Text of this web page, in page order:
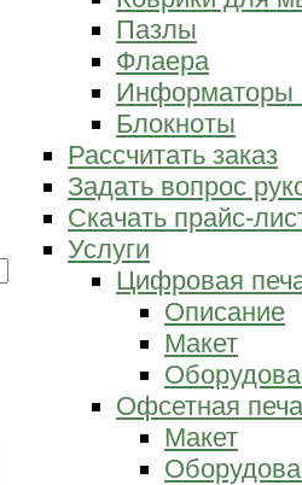
Пазлы
Флаера
Информаторы
Блокноты
Рассчитать заказ
Задать вопрос
Скачать прайс-
Услуги
Цифровая
Описание
Макет
Офсетная
Макет